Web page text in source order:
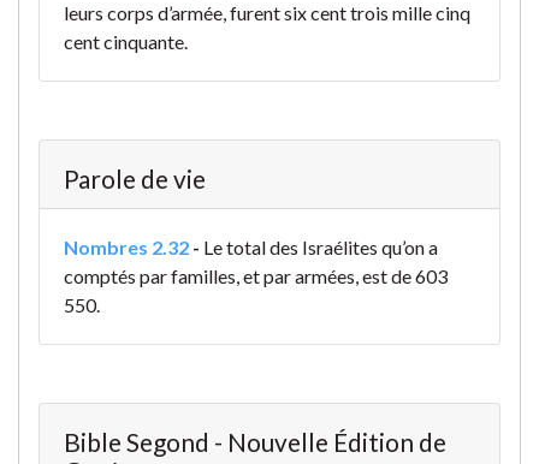
leurs corps d’armée, furent six cent trois mille cinq
cent cinquante.
Parole de vie
Nombres 2.32 - Le total des Israélites qu’on a
comptés par familles, et par armées, est de 603
550.
Bible Segond - Nouvelle Édition de